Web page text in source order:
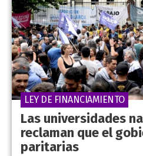
Las universidades
reclaman que el
paritarias
LEY DE FINANCIAMIENTO